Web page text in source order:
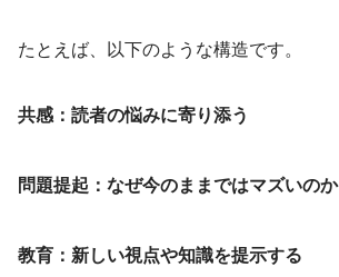
たとえば、以下のような構造です。
共感：読者の悩みに寄り添う
問題提起：なぜ今のままではマズいのか
教育：新しい視点や知識を提示する